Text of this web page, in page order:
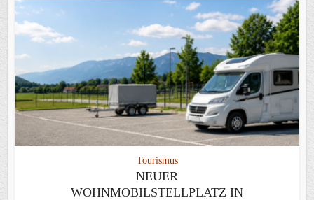
Tourismus
NEUER
WOHNMOBILSTELLPLATZ IN